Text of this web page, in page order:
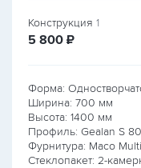
Конструкция 1
5 800 руб.
₽
Форма:
Ширина: 700 мм
Высота: 1400 мм
Профиль: Gealan S
Фурнитура: Maco
Стеклопакет: 2-